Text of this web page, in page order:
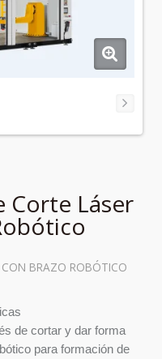
Corte Láser
BRAZO ROBÓTICO
de cortar y dar forma
para formación de